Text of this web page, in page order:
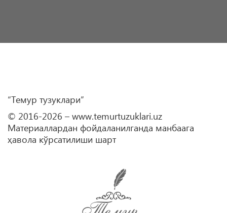
“Темур тузуклари”
© 2016-2026 – www.temurtuzuklari.uz
Материаллардан фойдаланилганда манбаага
ҳавола кўрсатилиши шарт